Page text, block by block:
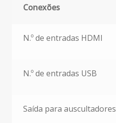
Conexões
N.º de entradas HDMI
N.º de entradas USB
Saída para auscultadores